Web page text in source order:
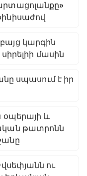
կարգին
մասին
սպասում է իր
և
թատրոնն
ու